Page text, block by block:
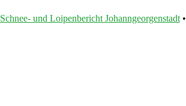
Schnee- und Loipenbericht Johanngeorgenstadt•